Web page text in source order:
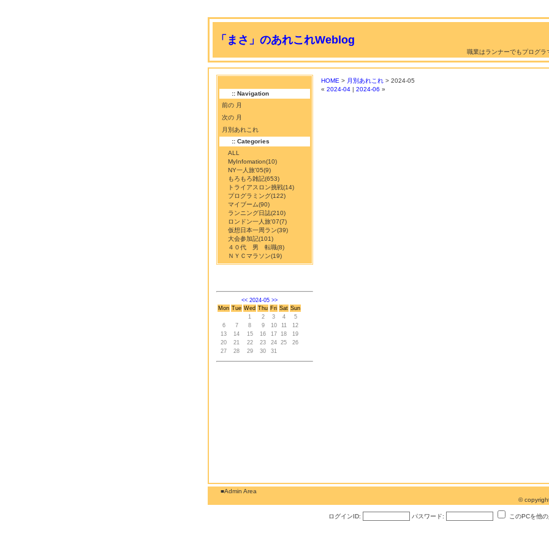
「まさ」のあれこれWeblog
職業はランナーでもプログラ
:: Navigation
前の 月
次の 月
月別あれこれ
:: Categories
ALL
MyInfomation(10)
NY一人旅'05(9)
もろもろ雑記(653)
トライアスロン挑戦(14)
プログラミング(122)
マイブーム(90)
ランニング日誌(210)
ロンドン一人旅'07(7)
仮想日本一周ラン(39)
大会参加記(101)
４０代 男 転職(8)
ＮＹＣマラソン(19)
<< 2024-05 >>
Mon Tue Wed Thu Fri Sat Sun
1
2 3 4
5
6
7 8 9 10 11
12
13
14 15 16 17 18
19
20
21 22 23 24 25
26
27
28 29 30 31
HOME > 月別あれこれ > 2024-05
« 2024-04 | 2024-06 »
■Admin Area
©
ログインID: パスワード: このPCを他